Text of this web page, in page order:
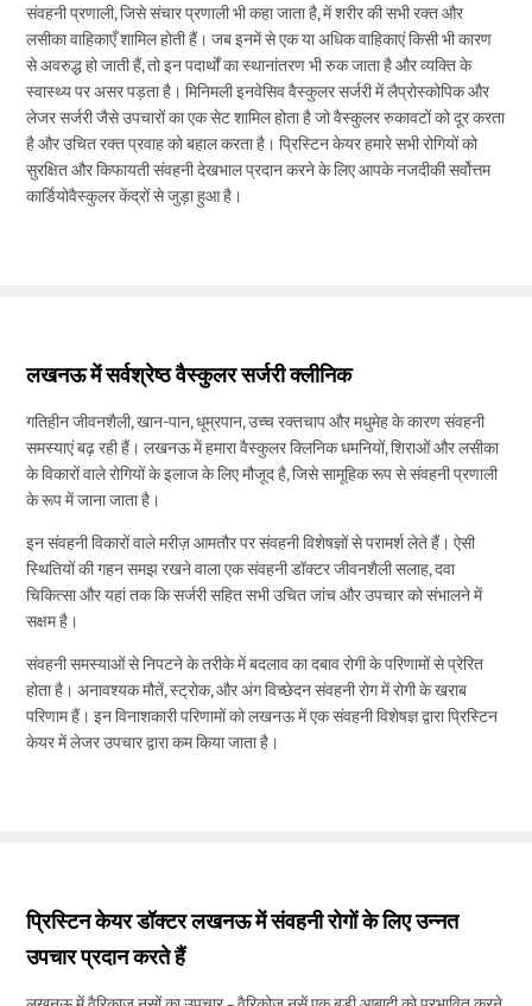
संवहनी प्रणाली, जिसे संचार प्रणाली भी कहा जाता है, में शरीर की सभी रक्त और
लसीका वाहिकाएँ शामिल होती हैं। जब इनमें से एक या अधिक वाहिकाएं किसी भी कारण
से अवरुद्ध हो जाती हैं, तो इन पदार्थों का स्थानांतरण भी रुक जाता है और व्यक्ति के
स्वास्थ्य पर असर पड़ता है। मिनिमली इनवेसिव वैस्कुलर सर्जरी में लैप्रोस्कोपिक और
लेजर सर्जरी जैसे उपचारों का एक सेट शामिल होता है जो वैस्कुलर रुकावटों को दूर करता
है और उचित रक्त प्रवाह को बहाल करता है। प्रिस्टिन केयर हमारे सभी रोगियों को
सुरक्षित और किफायती संवहनी देखभाल प्रदान करने के लिए आपके नजदीकी सर्वोत्तम
कार्डियोवैस्कुलर केंद्रों से जुड़ा हुआ है।
लखनऊ में सर्वश्रेष्ठ वैस्कुलर सर्जरी क्लीनिक
गतिहीन जीवनशैली, खान-पान, धूम्रपान, उच्च रक्तचाप और मधुमेह के कारण संवहनी
समस्याएं बढ़ रही हैं। लखनऊ में हमारा वैस्कुलर क्लिनिक धमनियों, शिराओं और लसीका
के विकारों वाले रोगियों के इलाज के लिए मौजूद है, जिसे सामूहिक रूप से संवहनी प्रणाली
के रूप में जाना जाता है।
इन संवहनी विकारों वाले मरीज़ आमतौर पर संवहनी विशेषज्ञों से परामर्श लेते हैं। ऐसी
स्थितियों की गहन समझ रखने वाला एक संवहनी डॉक्टर जीवनशैली सलाह, दवा
चिकित्सा और यहां तक कि सर्जरी सहित सभी उचित जांच और उपचार को संभालने में
सक्षम है।
संवहनी समस्याओं से निपटने के तरीके में बदलाव का दबाव रोगी के परिणामों से प्रेरित
होता है। अनावश्यक मौतें, स्ट्रोक, और अंग विच्छेदन संवहनी रोग में रोगी के खराब
परिणाम हैं। इन विनाशकारी परिणामों को लखनऊ में एक संवहनी विशेषज्ञ द्वारा प्रिस्टिन
केयर में लेजर उपचार द्वारा कम किया जाता है।
प्रिस्टिन केयर डॉक्टर लखनऊ में संवहनी रोगों के लिए उन्नत
उपचार प्रदान करते हैं